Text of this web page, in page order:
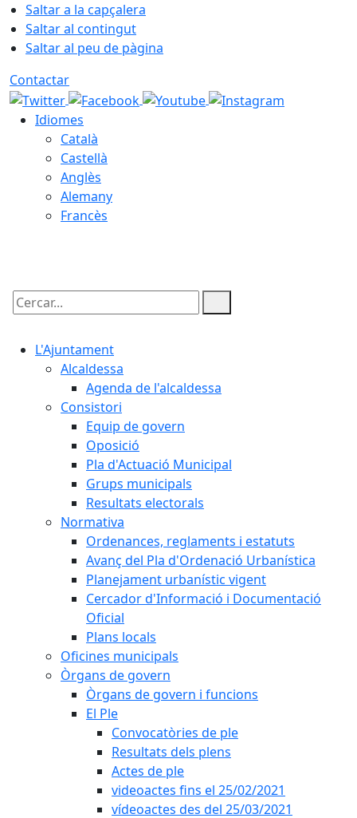
Saltar a la capçalera
Saltar al contingut
Saltar al peu de pàgina
Contactar
Idiomes
Català
Castellà
Anglès
Alemany
Francès
Cercar:
L'Ajuntament
Alcaldessa
Agenda de l'alcaldessa
Consistori
Equip de govern
Oposició
Pla d'Actuació Municipal
Grups municipals
Resultats electorals
Normativa
Ordenances, reglaments i estatuts
Avanç del Pla d'Ordenació Urbanística
Planejament urbanístic vigent
Cercador d'Informació i Documentació
Oficial
Plans locals
Oficines municipals
Òrgans de govern
Òrgans de govern i funcions
El Ple
Convocatòries de ple
Resultats dels plens
Actes de ple
videoactes fins el 25/02/2021
vídeoactes des del 25/03/2021